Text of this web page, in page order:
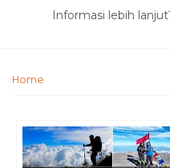
Informasi lebih
Home